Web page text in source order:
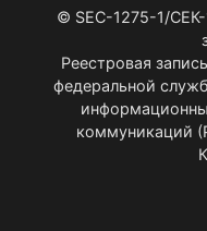
© SEC-1275-1/
Реестровая
федеральной
коммуникаций